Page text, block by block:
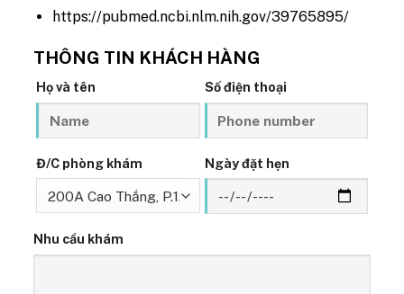
https://pubmed.ncbi.nlm.nih.gov/39765895/
THÔNG TIN KHÁCH HÀNG
Họ và tên Số điện thoại
Đ/C phòng khám Ngày đặt hẹn
Nhu cầu khám